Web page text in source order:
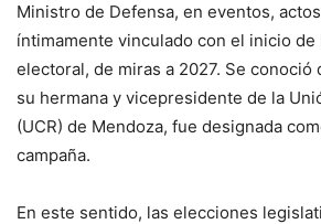
Ministro de Defensa, en eventos,
íntimamente vinculado con el inicio de
electoral, de miras a 2027. Se conoció
su hermana y vicepresidente de la
(UCR) de Mendoza, fue designada
campaña.
En este sentido, las elecciones